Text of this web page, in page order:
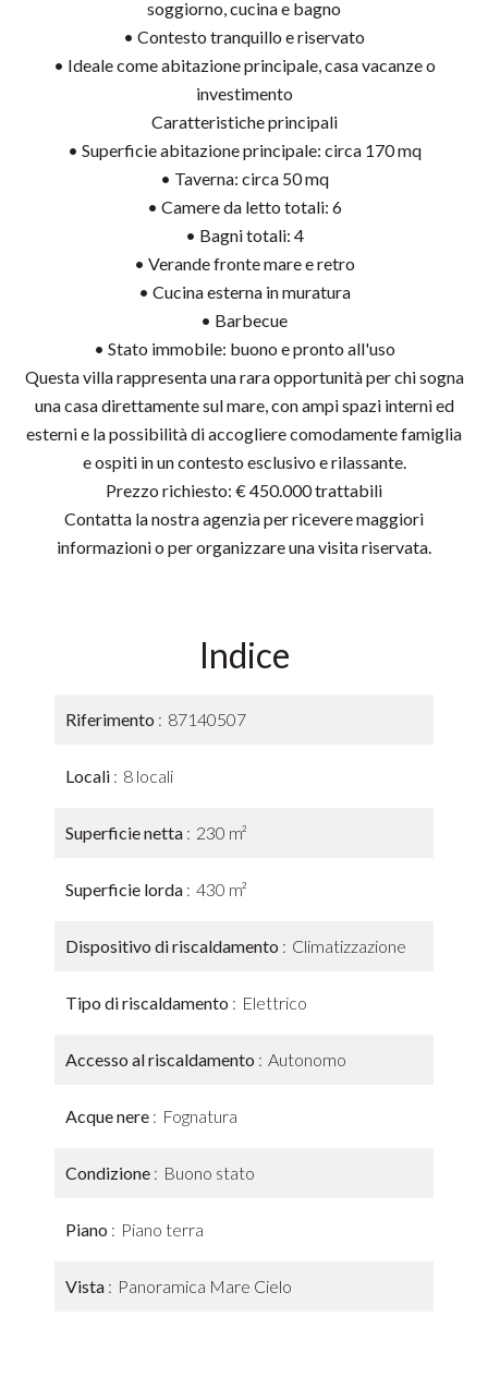
soggiorno, cucina e bagno
• Contesto tranquillo e riservato
• Ideale come abitazione principale, casa vacanze o
investimento
Caratteristiche principali
• Superficie abitazione principale: circa 170 mq
• Taverna: circa 50 mq
• Camere da letto totali: 6
• Bagni totali: 4
• Verande fronte mare e retro
• Cucina esterna in muratura
• Barbecue
• Stato immobile: buono e pronto all'uso
Questa villa rappresenta una rara opportunità per chi sogna
una casa direttamente sul mare, con ampi spazi interni ed
esterni e la possibilità di accogliere comodamente famiglia
e ospiti in un contesto esclusivo e rilassante.
Prezzo richiesto: € 450.000 trattabili
Contatta la nostra agenzia per ricevere maggiori
informazioni o per organizzare una visita riservata.
Indice
Riferimento 87140507
Locali 8 locali
Superficie netta 230 m²
Superficie lorda 430 m²
Dispositivo di riscaldamento Climatizzazione
Tipo di riscaldamento Elettrico
Accesso al riscaldamento Autonomo
Acque nere Fognatura
Condizione Buono stato
Piano Piano terra
Vista Panoramica Mare Cielo